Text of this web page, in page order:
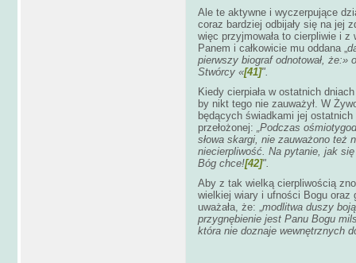
Ale te aktywne i wyczerpujące
coraz bardziej odbijały się na jej
więc przyjmowała to cierpliwie i
Panem i całkowicie mu oddana „
pierwszy biograf odnotował, że:»
Stwórcy «[41]".
Kiedy cierpiała w ostatnich
by nikt tego nie zauważył. W
będących świadkami jej
przełożonej: „Podczas
słowa skargi, nie zauważono też
niecierpliwość. Na pytanie, jak się
Bóg chce![42]".
Aby z tak wielką cierpliwością
wielkiej wiary i ufności Bogu oraz
uważała, że: „modlitwa duszy
przygnębienie jest Panu Bogu
która nie doznaje wewnętrznych